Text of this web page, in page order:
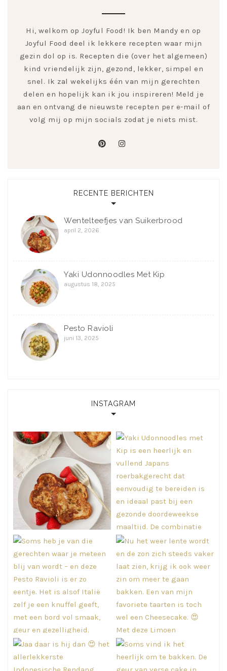
Hi, welkom op Joyful Food! Ik ben Mandy en op
Joyful Food deel ik lekkere recepten waar mijn
gezin dol op is. Recepten die (over het algemeen)
kind vriendelijk zijn, gezond, lekker, simpel en
snel. Ik zal wekelijks één van mijn gerechten
delen en hopelijk kan ik jou inspireren! Meld je
aan en ontvang de nieuwste recepten per e-mail of
volg mij op mijn socials zodat je niets mist.
RECENTE BERICHTEN
Wentelteefjes van Suikerbrood
april 2, 2026
Yaki Udonnoodles Met Kip
augustus 18, 2025
Pesto Ravioli
juni 13, 2025
INSTAGRAM